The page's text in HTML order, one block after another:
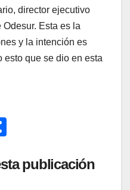
director ejecutivo
Esta es la
y la intención es
esto que se dio en esta
m publicación